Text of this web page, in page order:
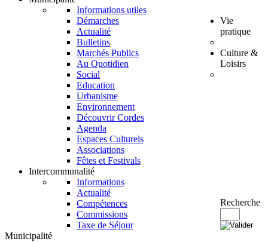
Informations utiles
Démarches
Actualité
Bulletins
Marchés Publics
Vie
pratique
Au Quotidien
Social
Education
Urbanisme
Environnement
Culture &
Loisirs
Découvrir Cordes
Agenda
Espaces Culturels
Associations
Fêtes et Festivals
Intercommunalité
Informations
Actualité
Compétences
Commissions
Taxe de Séjour
Recherche
Municipalité